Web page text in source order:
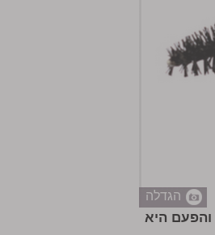
הגדלה
והפעם היא